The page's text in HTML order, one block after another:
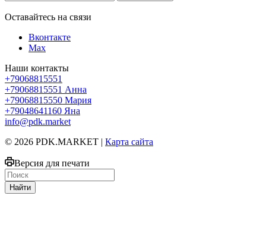
Оставайтесь на связи
Вконтакте
Max
Наши контакты
+79068815551
+79068815551 Анна
+79068815550 Мария
+79048641160 Яна
info@pdk.market
© 2026 PDK.MARKET | Карта сайта
Версия для печати
Найти